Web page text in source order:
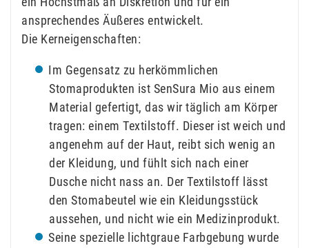
ansprechendes Äußeres entwickelt.
Die Kerneigenschaften:
Im Gegensatz zu herkömmlichen
Stomaprodukten ist SenSura Mio aus einem
Material gefertigt, das wir täglich am Körper
tragen: einem Textilstoff. Dieser ist weich und
angenehm auf der Haut, reibt sich wenig an
der Kleidung, und fühlt sich nach einer
Dusche nicht nass an. Der Textilstoff lässt
den Stomabeutel wie ein Kleidungsstück
aussehen, und nicht wie ein Medizinprodukt.
Seine spezielle lichtgraue Farbgebung wurde